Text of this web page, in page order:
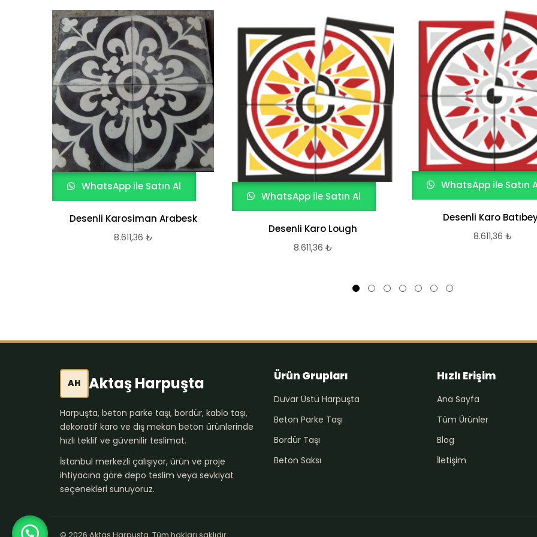
WhatsApp ile Satın Al
Desenli Karosiman Arabesk
8.611,36 ₺
WhatsApp ile Satın Al
Desenli Karo Lough
8.611,36 ₺
WhatsApp ile Satın
Desenli Karo
8.611,36 ₺
AH Aktaş Harpuşta
Harpuşta, beton parke taşı, bordür, kablo taşı,
dekoratif karo ve dış mekan beton ürünlerinde
hızlı teklif ve güvenilir teslimat.
İstanbul merkezli çalışıyor, ürün ve proje
ihtiyacına göre depo teslim veya sevkiyat
seçenekleri sunuyoruz.
Ürün Grupları
Duvar Üstü Harpuşta
Beton Parke Taşı
Bordür Taşı
Beton Saksı
Hızlı Erişim
Ana Sayfa
Tüm Ürünler
Blog
İletişim
© 2026 Aktaş Harpuşta. Tüm hakları saklıdır.